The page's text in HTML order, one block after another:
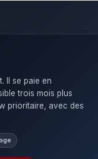
Il se paie en
trois mois plus
prioritaire, avec des